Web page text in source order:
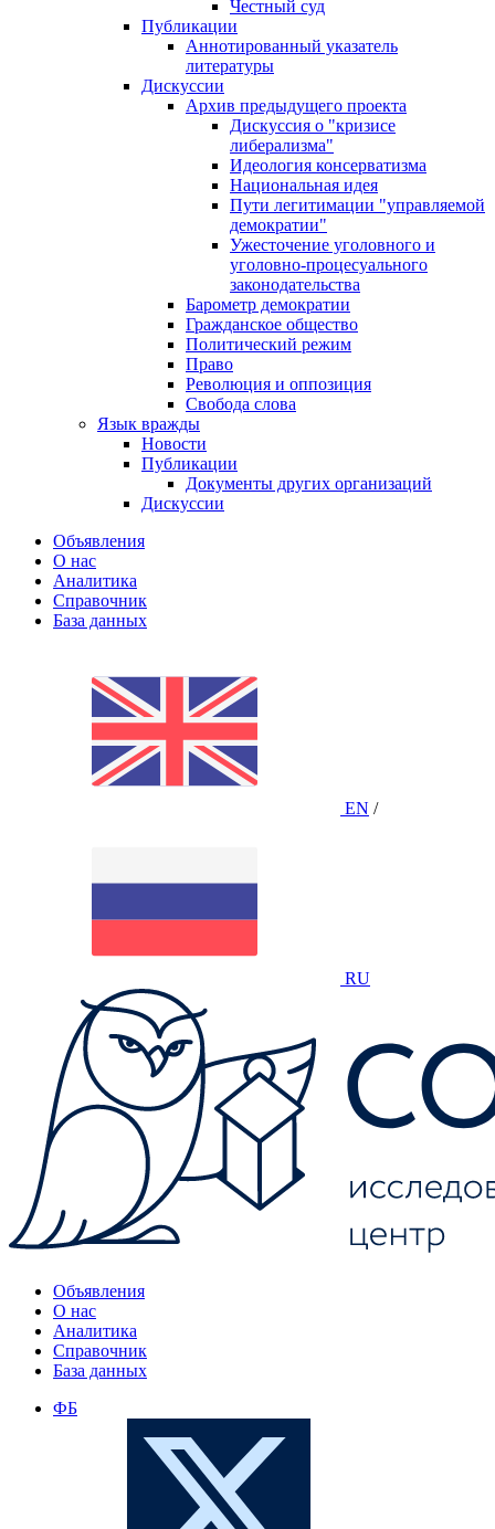
Честный суд
Публикации
Аннотированный указатель
литературы
Дискуссии
Архив предыдущего проекта
Дискуссия о "кризисе
либерализма"
Идеология консерватизма
Национальная идея
Пути легитимации "управляемой
демократии"
Ужесточение уголовного и
уголовно-процесуального
законодательства
Барометр демократии
Гражданское общество
Политический режим
Право
Революция и оппозиция
Свобода слова
Язык вражды
Новости
Публикации
Документы других организаций
Дискуссии
Объявления
О нас
Аналитика
Справочник
База данных
EN /
RU
Объявления
О нас
Аналитика
Справочник
База данных
ФБ